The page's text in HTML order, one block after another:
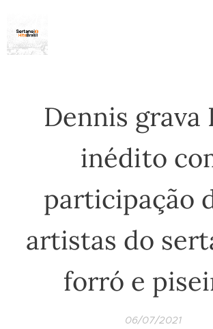
Dennis grava
inédito
participação
artistas do
forró e
06/07/2021